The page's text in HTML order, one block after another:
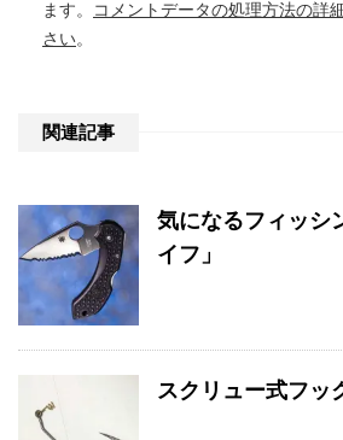
ます。
コメントデータの処理方法の詳
さい。
関連記事
気になるフィッシ
イフ」
スクリュー式フッ